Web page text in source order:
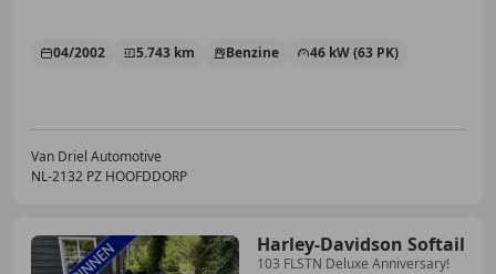
04/2002 5.743 km Benzine 46 kW (63 PK)
Van Driel Automotive
NL-2132 PZ HOOFDDORP
Harley-Davidson Softail
103 FLSTN Deluxe Anniversary!